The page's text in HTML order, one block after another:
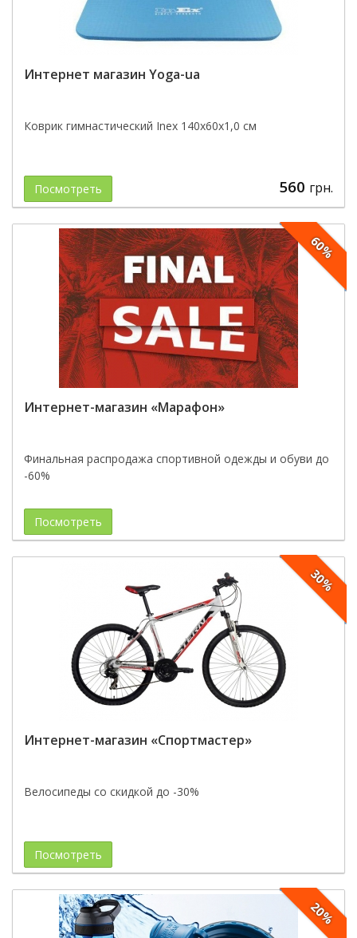
Интернет магазин Yoga-ua
Коврик гимнастический Inex 140x60x1,0 см
Посмотреть 560 грн.
60%
Интернет-магазин «Марафон»
Финальная распродажа спортивной одежды и обуви до
-60%
Посмотреть
30%
Интернет-магазин «Спортмастер»
Велосипеды со скидкой до -30%
Посмотреть
20%